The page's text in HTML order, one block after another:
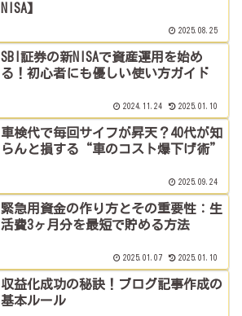
NISA】
2025.08.25
SBI証券の新NISAで資産運用を始め
る！初心者にも優しい使い方ガイド
2024.11.24 2025.01.10
車検代で毎回サイフが昇天？40代が知
らんと損する“車のコスト爆下げ術”
2025.09.24
緊急用資金の作り方とその重要性：生
活費3ヶ月分を最短で貯める方法
2025.01.07 2025.01.10
収益化成功の秘訣！ブログ記事作成の
基本ルール